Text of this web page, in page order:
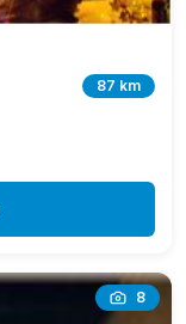
87 km
8